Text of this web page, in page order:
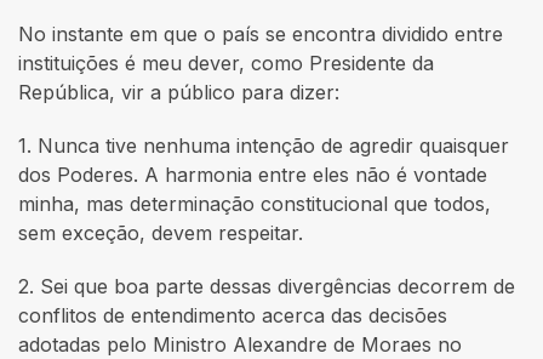
No instante em que o país se encontra dividido entre
instituições é meu dever, como Presidente da
República, vir a público para dizer:
1. Nunca tive nenhuma intenção de agredir quaisquer
dos Poderes. A harmonia entre eles não é vontade
minha, mas determinação constitucional que todos,
sem exceção, devem respeitar.
2. Sei que boa parte dessas divergências decorrem de
conflitos de entendimento acerca das decisões
adotadas pelo Ministro Alexandre de Moraes no